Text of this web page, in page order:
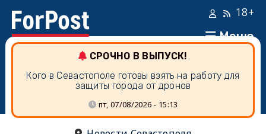
Меню
18+
СРОЧНО В ВЫПУСК!
Кого в Севастополе готовы взять на работу для
защиты города от дронов
пт, 07/08/2026 - 15:13